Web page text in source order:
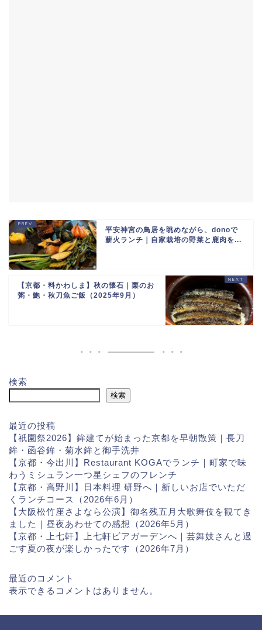
平安神宮の鳥居を眺めながら、donoで
薪火ランチ｜自家栽培の野菜と鹿肉を...
【京都・料かわしま】秋の懐石｜栗のお
粥・鮑・秋刀魚ご飯（2025年9月）
検索
検索
最近の投稿
【祇園祭2026】鉾建てが始まった京都を早朝散策｜長刀
鉾・函谷鉾・菊水鉾と御手洗井
【京都・今出川】Restaurant KOGAでランチ｜町家で味
わうミシュラン一つ星シェフのフレンチ
【京都・高野川】日本料理 研野へ｜新しいお店でいただ
くランチコース（2026年6月）
【大阪松竹座さよなら公演】御名残五月大歌舞伎を観てき
ました｜昼夜あわせての感想（2026年5月）
【京都・上七軒】上七軒ビアガーデンへ｜芸舞妓さんと過
ごす夏の夜が楽しかったです（2026年7月）
最近のコメント
表示できるコメントはありません。